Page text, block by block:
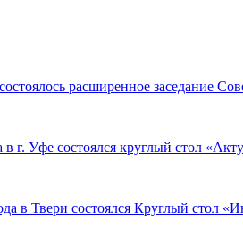
расширенное заседание
в г. Уфе состоялся круглый стол
в Твери состоялся Круглый